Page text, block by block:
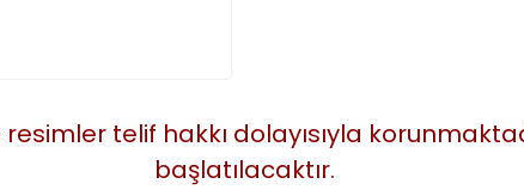
telif hakkı dolayısıyla
başlatılacaktır.